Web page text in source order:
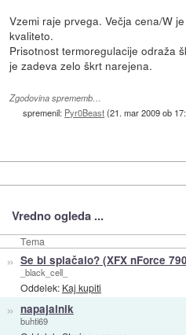
Vzemi raje prvega. Večja cena/W
kvaliteto.
Prisotnost termoregulacije odraža
je zadeva zelo škrt narejena.
Zgodovina sprememb…
spremenil: Pyr0Beast(21. mar 2009 ob
Vredno ogleda ...
Tema
» Se bi splačalo? (XFX nForce
_black_cell_
Oddelek: Kaj kupiti
» napajalnik
buhti69